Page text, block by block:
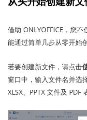
借助 ONLYOFFICE，您
能通过简单几步从零开始
若要创建新文件，请点击
窗口中，输入文件名并选
XLSX、PPTX 文件及 PDF